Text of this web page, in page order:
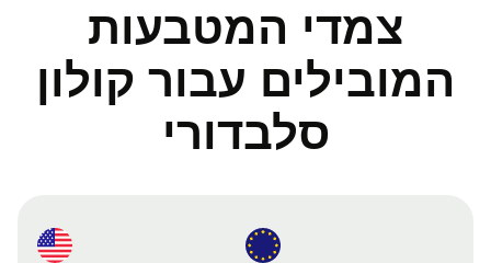
צמדי המטבעות
המובילים עבור קולון
סלבדורי